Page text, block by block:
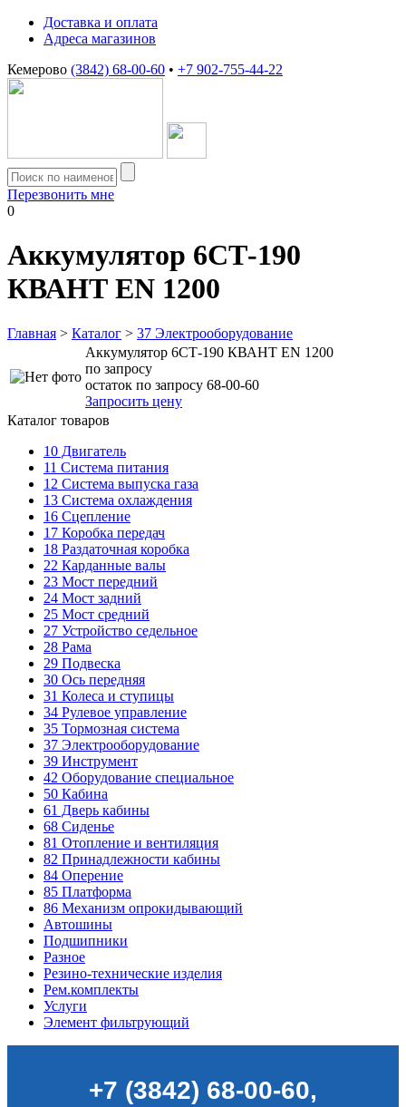
Доставка и оплата
Адреса магазинов
Кемерово (3842) 68-00-60 • +7 902-755-44-22
Перезвонить мне
0
Аккумулятор 6СТ-190
КВАНТ EN 1200
Главная > Каталог > 37 Электрооборудование
Аккумулятор 6СТ-190 КВАНТ EN 1200
по запросу
остаток по запросу 68-00-60
Запросить цену
Каталог товаров
10 Двигатель
11 Система питания
12 Система выпуска газа
13 Система охлаждения
16 Сцепление
17 Коробка передач
18 Раздаточная коробка
22 Карданные валы
23 Мост передний
24 Мост задний
25 Мост средний
27 Устройство седельное
28 Рама
29 Подвеска
30 Ось передняя
31 Колеса и ступицы
34 Рулевое управление
35 Тормозная система
37 Электрооборудование
39 Инструмент
42 Оборудование специальное
50 Кабина
61 Дверь кабины
68 Сиденье
81 Отопление и вентиляция
82 Принадлежности кабины
84 Оперение
85 Платформа
86 Механизм опрокидывающий
Автошины
Подшипники
Разное
Резино-технические изделия
Рем.комплекты
Услуги
Элемент фильтрующий
+7 (3842) 68-00-60,